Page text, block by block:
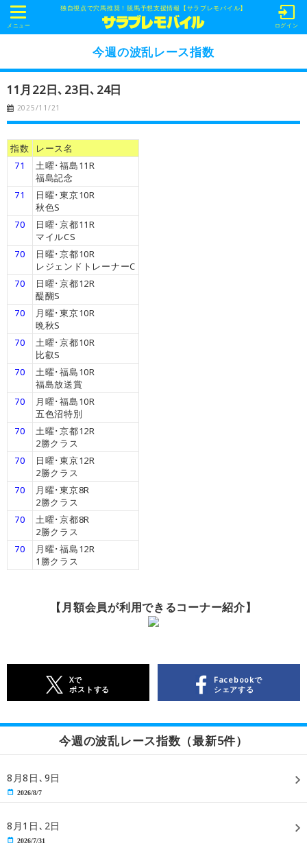
独自視点で穴馬推奨！競馬予想支援情報【サラブレモバイル】
t
o
g
e
a
v
i
g
t
i
o
n
メニュー ログイン
今週の波乱レース指数
11月22日､23日､24日
2025/11/21
指数
レース名
71
土曜･福島11R
福島記念
71
日曜･東京10R
秋色S
70
日曜･京都11R
マイルCS
70
日曜･京都10R
レジェンドトレーナーC
70
日曜･京都12R
醍醐S
70
月曜･東京10R
晩秋S
70
土曜･京都10R
比叡S
70
土曜･福島10R
福島放送賞
70
月曜･福島10R
五色沼特別
70
土曜･京都12R
2勝クラス
70
日曜･東京12R
2勝クラス
70
月曜･東京8R
2勝クラス
70
土曜･京都8R
2勝クラス
70
月曜･福島12R
1勝クラス
【月額会員が利用できるコーナー紹介】
Xで
ポストする
Facebookで
シェアする
今週の波乱レース指数（最新5件）
8月8日､9日
2026/8/7
8月1日､2日
2026/7/31